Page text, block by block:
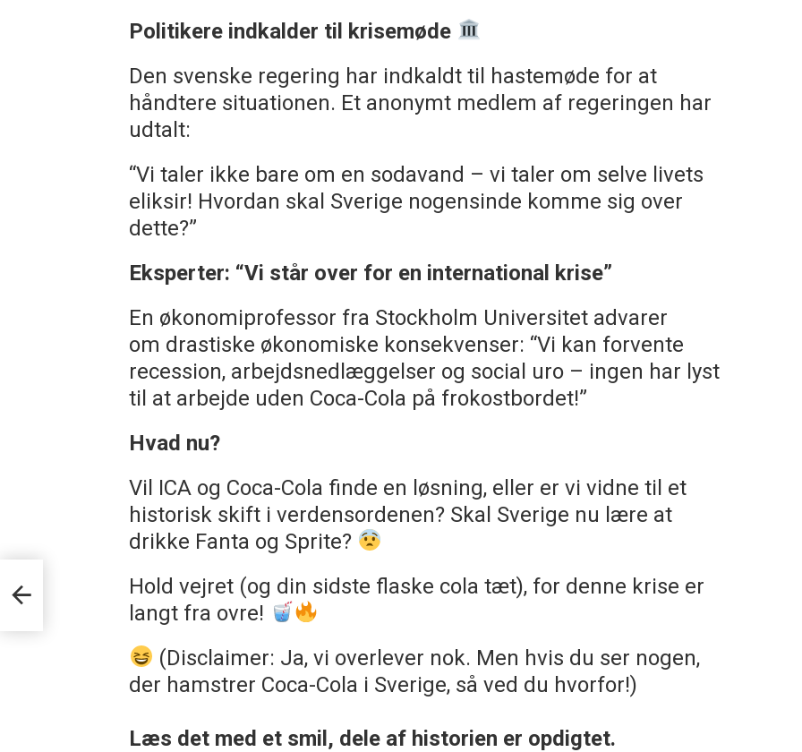
Politikere indkalder til krisemøde
Den svenske regering har indkaldt til hastemøde for at
håndtere situationen. Et anonymt medlem af regeringen har
udtalt:
“Vi taler ikke bare om en sodavand – vi taler om selve livets
eliksir! Hvordan skal Sverige nogensinde komme sig over
dette?”
Eksperter: “Vi står over for en international krise”
En økonomiprofessor fra Stockholm Universitet advarer
om drastiske økonomiske konsekvenser: “Vi kan forvente
recession, arbejdsnedlæggelser og social uro – ingen har lyst
til at arbejde uden Coca-Cola på frokostbordet!”
Hvad nu?
Vil ICA og Coca-Cola finde en løsning, eller er vi vidne til et
historisk skift i verdensordenen? Skal Sverige nu lære at
drikke Fanta og Sprite?
Hold vejret (og din sidste flaske cola tæt), for denne krise er
langt fra ovre!
(Disclaimer: Ja, vi overlever nok. Men hvis du ser nogen,
der hamstrer Coca-Cola i Sverige, så ved du hvorfor!)
Læs det med et smil, dele af historien er opdigtet.